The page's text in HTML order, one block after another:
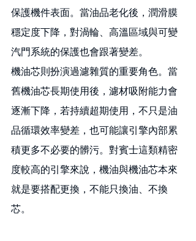
保護機件表面。當油品老化後，潤滑膜
穩定度下降，對渦輪、高溫區域與可變
汽門系統的保護也會跟著變差。
機油芯則扮演過濾雜質的重要角色。當
舊機油芯長期使用後，濾材吸附能力會
逐漸下降，若持續超期使用，不只是油
品循環效率變差，也可能讓引擎內部累
積更多不必要的髒污。對賓士這類精密
度較高的引擎來說，機油與機油芯本來
就是要搭配更換，不能只換油、不換
芯。